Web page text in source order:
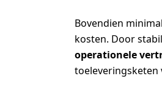
Bovendien
kosten. Door
operationele
toeleveringsketen